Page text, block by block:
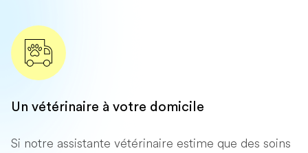
Un vétérinaire à votre domicile
Si notre assistante vétérinaire estime que des soins